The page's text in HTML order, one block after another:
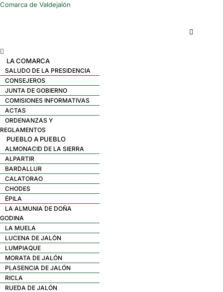
Comarca de Valdejalón
Menú
LA COMARCA
SALUDO DE LA PRESIDENCIA
CONSEJEROS
JUNTA DE GOBIERNO
COMISIONES INFORMATIVAS
ACTAS
ORDENANZAS Y
REGLAMENTOS
PUEBLO A PUEBLO
ALMONACID DE LA SIERRA
ALPARTIR
BARDALLUR
CALATORAO
CHODES
ÉPILA
LA ALMUNIA DE DOÑA
GODINA
LA MUELA
LUCENA DE JALÓN
LUMPIAQUE
MORATA DE JALÓN
PLASENCIA DE JALÓN
RICLA
RUEDA DE JALÓN